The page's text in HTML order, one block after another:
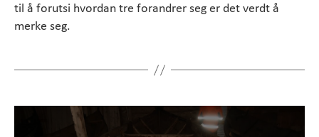
til å forutsi hvordan tre forandrer seg er det verdt å
merke seg.